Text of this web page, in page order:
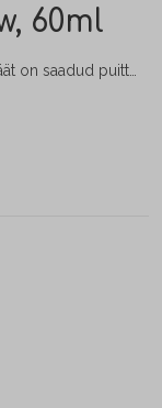
60ml
Toidulisand kassiküüs ehk Surinami küünisväät on saadud puittaimest, mis kasvab looduslikult Amazonase vihmametsas ning teistes Kesk- ja Lõuna-Ameerika troopilistes piirkondades. Nimetus "Kassi küüs" pärineb taime okaste kujust, mis meenutavad kassi küüsi. Kassiküüne sisemisest koorest valmistatakse ekstrakte, vedelikke, tablette, kapsleid ja teesid, kasutada taime koort ja juuri.